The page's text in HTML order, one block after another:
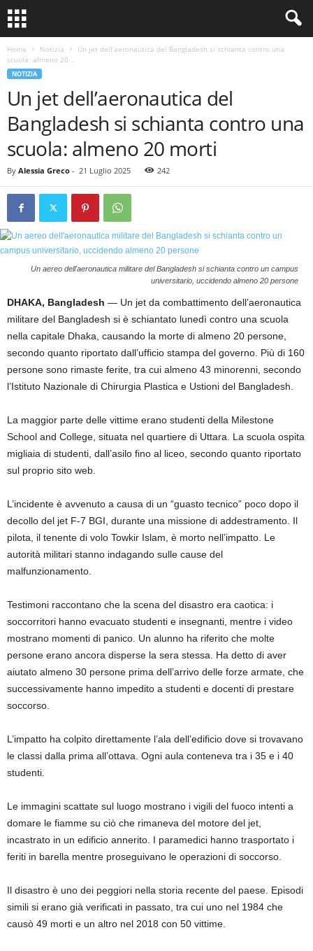
Home Notizia
Un jet dell’aeronautica del Bangladesh si schianta contro una
scuola: almeno 20...
NOTIZIA
Un jet dell’aeronautica del
Bangladesh si schianta contro una
scuola: almeno 20 morti
By Alessia Greco - 21 Luglio 2025 242
Un aereo dell'aeronautica militare del Bangladesh si schianta contro un campus
universitario, uccidendo almeno 20 persone
DHAKA, Bangladesh — Un jet da combattimento dell’aeronautica
militare del Bangladesh si è schiantato lunedì contro una scuola
nella capitale Dhaka, causando la morte di almeno 20 persone,
secondo quanto riportato dall’ufficio stampa del governo. Più di 160
persone sono rimaste ferite, tra cui almeno 43 minorenni, secondo
l’Istituto Nazionale di Chirurgia Plastica e Ustioni del Bangladesh.
La maggior parte delle vittime erano studenti della Milestone
School and College, situata nel quartiere di Uttara. La scuola ospita
migliaia di studenti, dall’asilo fino al liceo, secondo quanto riportato
sul proprio sito web.
L’incidente è avvenuto a causa di un “guasto tecnico” poco dopo il
decollo del jet F-7 BGI, durante una missione di addestramento. Il
pilota, il tenente di volo Towkir Islam, è morto nell’impatto. Le
autorità militari stanno indagando sulle cause del
malfunzionamento.
Testimoni raccontano che la scena del disastro era caotica: i
soccorritori hanno evacuato studenti e insegnanti, mentre i video
mostrano momenti di panico. Un alunno ha riferito che molte
persone erano ancora disperse la sera stessa. Ha detto di aver
aiutato almeno 30 persone prima dell’arrivo delle forze armate, che
successivamente hanno impedito a studenti e docenti di prestare
soccorso.
L’impatto ha colpito direttamente l’ala dell’edificio dove si trovavano
le classi dalla prima all’ottava. Ogni aula conteneva tra i 35 e i 40
studenti.
Le immagini scattate sul luogo mostrano i vigili del fuoco intenti a
domare le fiamme su ciò che rimaneva del motore del jet,
incastrato in un edificio annerito. I paramedici hanno trasportato i
feriti in barella mentre proseguivano le operazioni di soccorso.
Il disastro è uno dei peggiori nella storia recente del paese. Episodi
simili si erano già verificati in passato, tra cui uno nel 1984 che
causò 49 morti e un altro nel 2018 con 50 vittime.